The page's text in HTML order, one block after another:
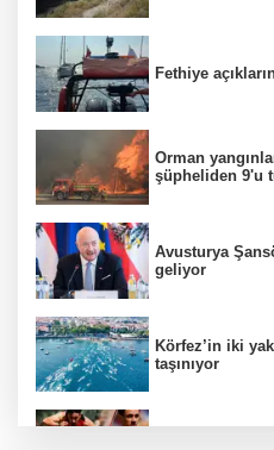
Fethiye
Orman
şüpheliden 9'u
Avusturya
geliyor
Körfez’in iki
taşınıyor